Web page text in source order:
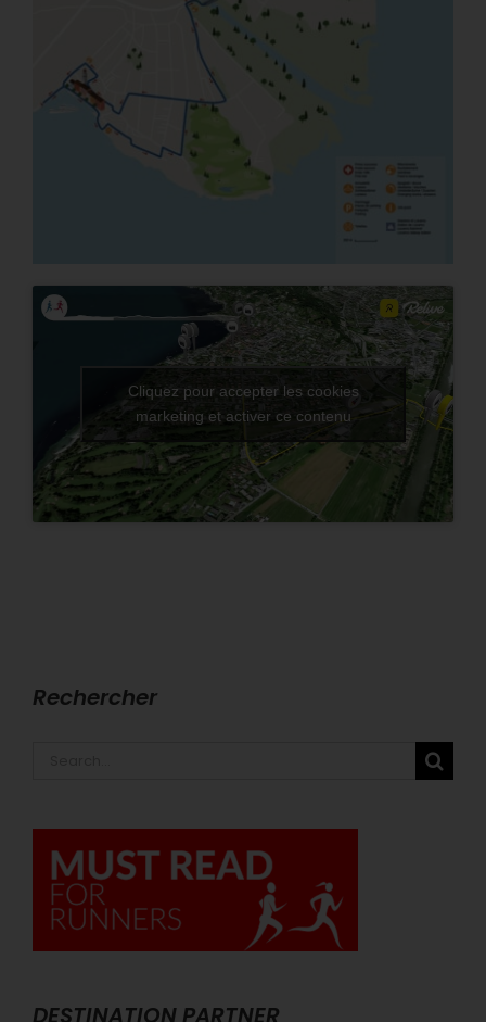
Cliquez pour accepter les cookies
marketing et activer ce contenu
Rechercher
DESTINATION PARTNER